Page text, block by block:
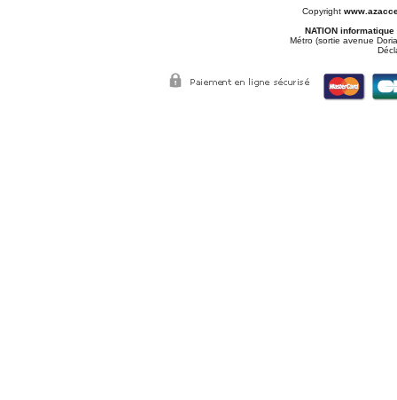
Copyright
NATION informatique
Métro (sortie avenue